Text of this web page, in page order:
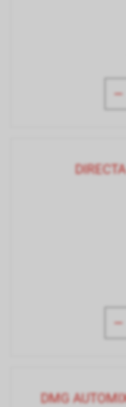
DMG